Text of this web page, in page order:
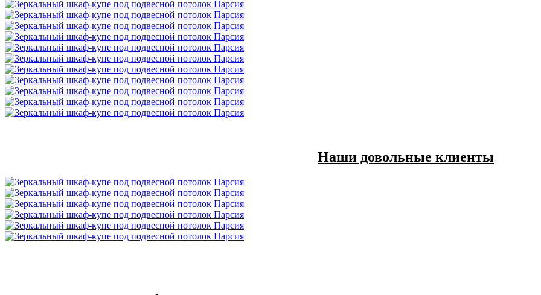
Наши довольные клиенты